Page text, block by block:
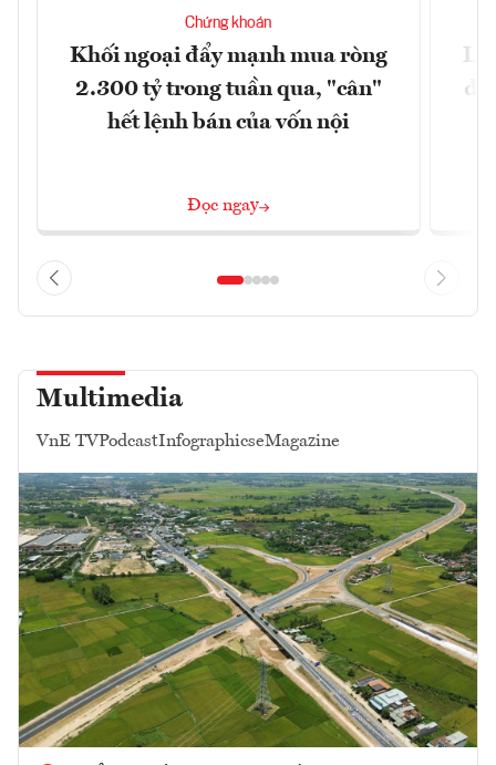
Chứng khoán
Khối ngoại đẩy mạnh mua ròng
2.300 tỷ trong tuần qua, "cân"
hết lệnh bán của vốn nội
Đọc ngay
Multimedia
VnE TVPodcastInfographicseMagazine